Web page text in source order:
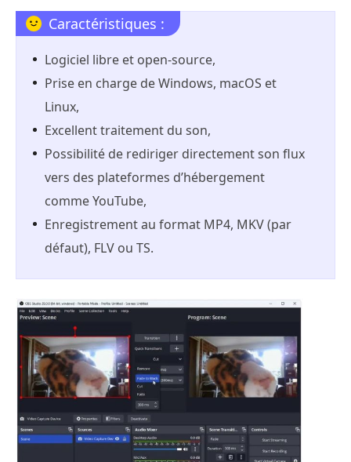
Caractéristiques :
Logiciel libre et open-source,
Prise en charge de Windows, macOS et
Linux,
Excellent traitement du son,
Possibilité de rediriger directement son flux
vers des plateformes d’hébergement
comme YouTube,
Enregistrement au format MP4, MKV (par
défaut), FLV ou TS.